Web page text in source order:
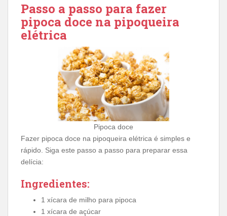
Passo a passo para fazer
pipoca doce na pipoqueira
elétrica
Pipoca doce
Fazer pipoca doce na pipoqueira elétrica é simples e
rápido. Siga este passo a passo para preparar essa
delícia:
Ingredientes:
1 xícara de milho para pipoca
1 xícara de açúcar